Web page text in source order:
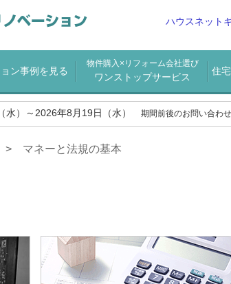
ハウスネット
ン事例を見る
物件購入×リフォーム会社選び
ワンストップサービス
住
水）～2026年8月19日（水） 期間前後のお問い合わ
マネーと法規の基本